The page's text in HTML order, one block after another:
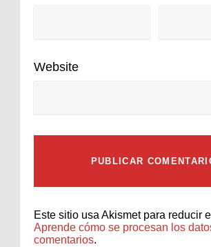
Website
Este sitio usa Akismet para reducir
Aprende cómo se procesan los
comentarios.